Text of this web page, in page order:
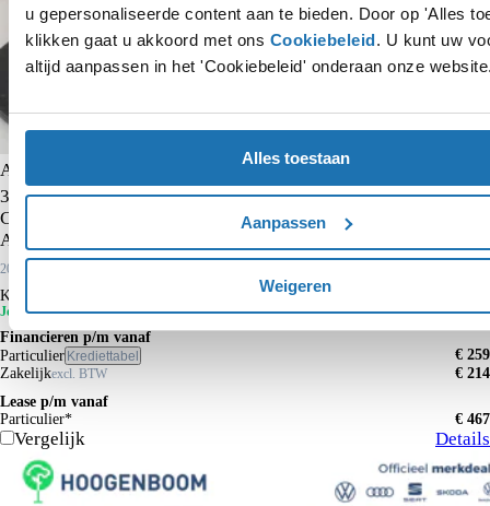
u gepersonaliseerde content aan te bieden. Door op 'Alles
klikken gaat u akkoord met ons Cookiebeleid. U kunt uw
altijd aanpassen in het 'Cookiebeleid' onderaan onze
Alles toestaan
Aanpassen
Weigeren
Audi A1 Sportback
30 TFSI Advanced edition | Parkeersensoren achter | Cruise
Control | CarPlay | Audi virtual cockpit | Stoelverwarming |
Audi sound |
2025
Kopen
Je voordeel is € 3.300
Financieren p/m vanaf
Particulier Krediettabel
€ 259
Zakelijkexcl. BTW
€ 214
Lease p/m vanaf
Particulier*
€ 467
Vergelijk Details